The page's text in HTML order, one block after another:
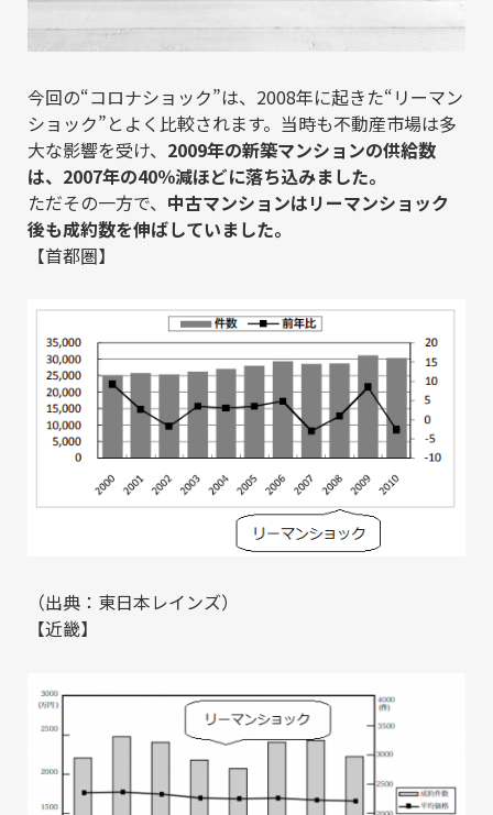
今回の“コロナショック”は、2008年に起きた“リーマン
ショック”とよく比較されます。当時も不動産市場は多
大な影響を受け、 2009年の新築マンションの供給数
は、2007年の40％減ほどに落ち込みました。
ただその一方で、 中古マンションはリーマンショック
後も成約数を伸ばしていました。
【首都圏】
（出典： 東日本レインズ）
【近畿】